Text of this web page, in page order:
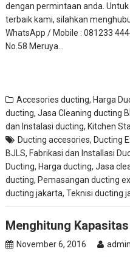
dengan permintaan anda.
terbaik kami, silahkan
WhatsApp / Mobile : 081233
No.58 Meruya…
Accesories ducting,Harga
ducting,Jasa Cleaning ducting
dan Instalasi ducting,Kitchen
Ducting accesories,Ducting
BJLS,Fabrikasi dan Installasi
Ducting,Harga ducting,Jasa
ducting,Pemasangan ducting
ducting jakarta,Teknisi ducting
Menghitung
November 6, 2016 admin